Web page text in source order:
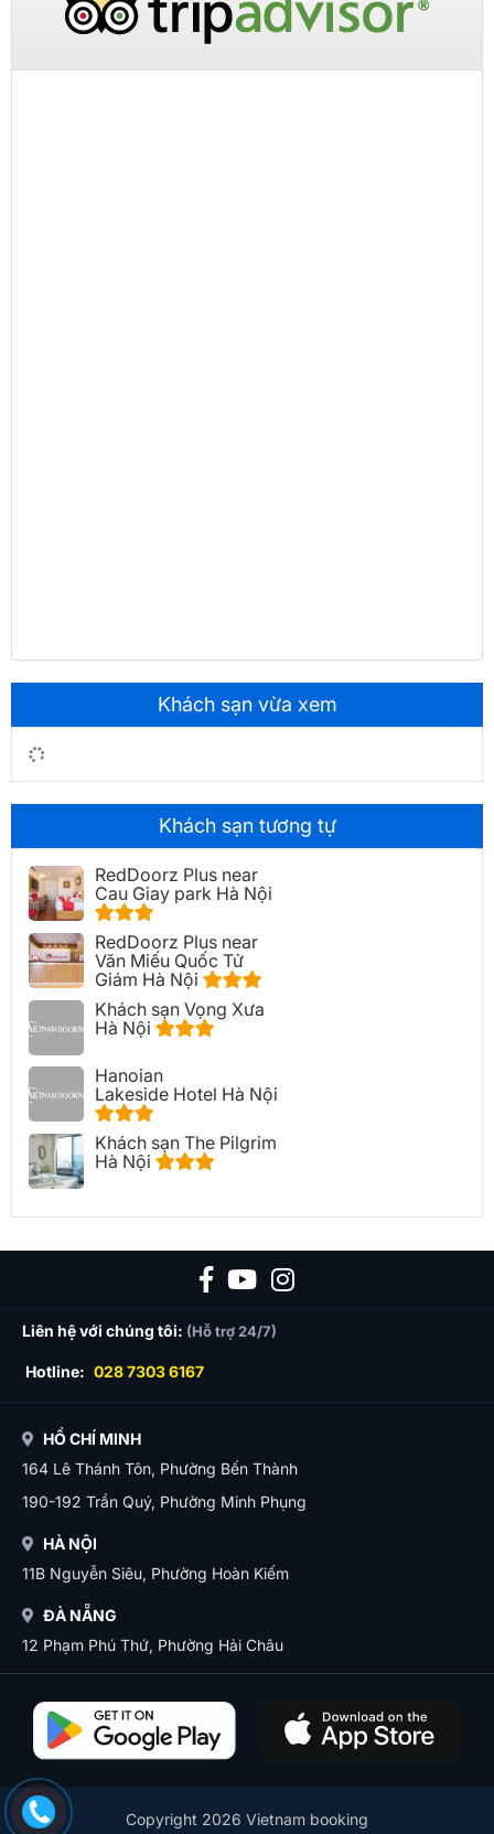
Khách sạn vừa xem
Khách sạn tương tự
RedDoorz Plus near
Cau Giay park Hà Nội
RedDoorz Plus near
Văn Miếu Quốc Tử
Giám Hà Nội
Khách sạn Vọng Xưa
Hà Nội
Hanoian
Lakeside Hotel Hà Nội
Khách sạn The Pilgrim
Hà Nội
Liên hệ với chúng tôi: (Hỗ trợ 24/7)
Hotline: 028 7303 6167
HỒ CHÍ MINH
164 Lê Thánh Tôn, Phường Bến Thành
190-192 Trần Quý, Phường Minh Phụng
HÀ NỘI
11B Nguyễn Siêu, Phường Hoàn Kiếm
ĐÀ NẴNG
12 Phạm Phú Thứ, Phường Hải Châu
Copyright 2026 Vietnam booking